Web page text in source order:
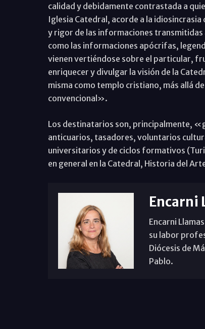
calidad y debidamente contrastada a
Iglesia Catedral, acorde a la
y rigor de las informaciones
como las informaciones apócrifas,
vienen vertiéndose sobre el particular,
enriquecer y divulgar la visión de la
misma como templo cristiano, más allá
convencional».
Los destinatarios son, principalmente,
anticuarios, tasadores, voluntarios
universitarios y de ciclos formativos
en general en la Catedral, Historia del
Encarni
Encarni
su labor
Diócesis de
Pablo.